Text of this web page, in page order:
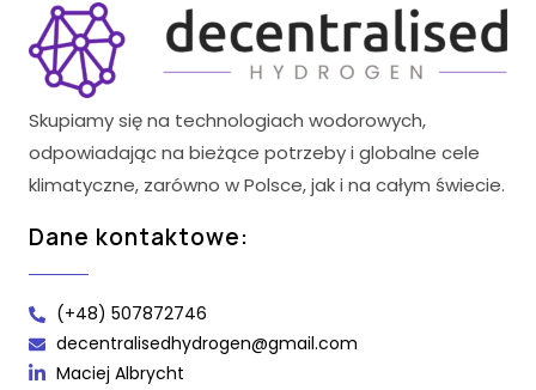
Skupiamy się na technologiach wodorowych,
odpowiadając na bieżące potrzeby i globalne cele
klimatyczne, zarówno w Polsce, jak i na całym świecie.
Dane kontaktowe:
(+48) 507872746
decentralisedhydrogen@gmail.com
Maciej Albrycht